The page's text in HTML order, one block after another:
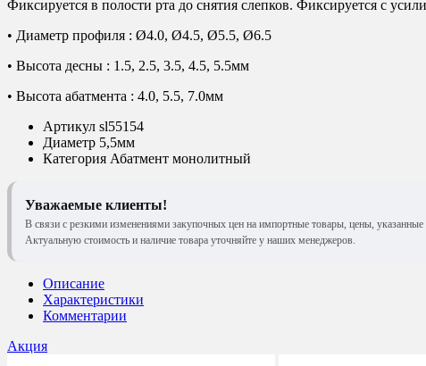
Фиксируется в полости рта до снятия слепков. Фиксируется с
• Диаметр профиля : Ø4.0, Ø4.5, Ø5.5, Ø6.5
• Высота десны : 1.5, 2.5, 3.5, 4.5, 5.5мм
• Высота абатмента : 4.0, 5.5, 7.0мм
Артикул sl55154
Диаметр 5,5мм
Категория Абатмент монолитный
Уважаемые клиенты!
В связи с резкими изменениями закупочных цен на импортные товары, цены,
Актуальную стоимость и наличие товара уточняйте у наших менеджеров.
Описание
Характеристики
Комментарии
Акция